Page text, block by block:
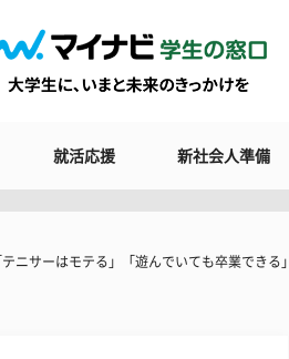
就活応援 新社会人準備
サーはモテる」「遊んでいても卒業できる」